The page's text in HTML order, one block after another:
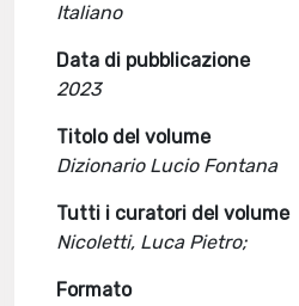
Italiano
Data di pubblicazione
2023
Titolo del volume
Dizionario Lucio Fontana
Tutti i curatori del volume
Nicoletti, Luca Pietro;
Formato